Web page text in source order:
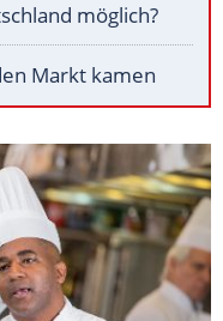
möglich?
Markt kamen